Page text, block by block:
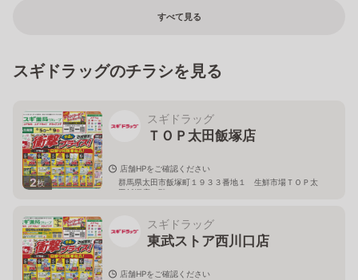
すべて見る
スギドラッグのチラシを見る
2枚
スギドラッグ
ＴＯＰ太田飯塚店
店舗HPをご確認ください
群馬県太田市飯塚町１９３３番地１ 生鮮市場ＴＯＰ太
田飯塚店１階
スギドラッグ
東武ストア西川口店
店舗HPをご確認ください